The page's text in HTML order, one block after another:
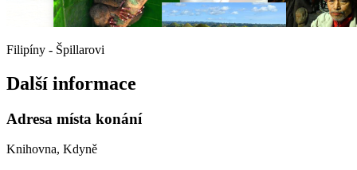
Filipíny - Špillarovi
Další informace
Adresa místa konání
Knihovna, Kdyně